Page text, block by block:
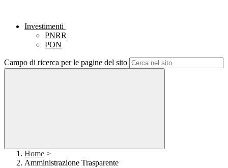
Investimenti
PNRR
PON
Campo di ricerca per le pagine del sito
Home >
Amministrazione Trasparente